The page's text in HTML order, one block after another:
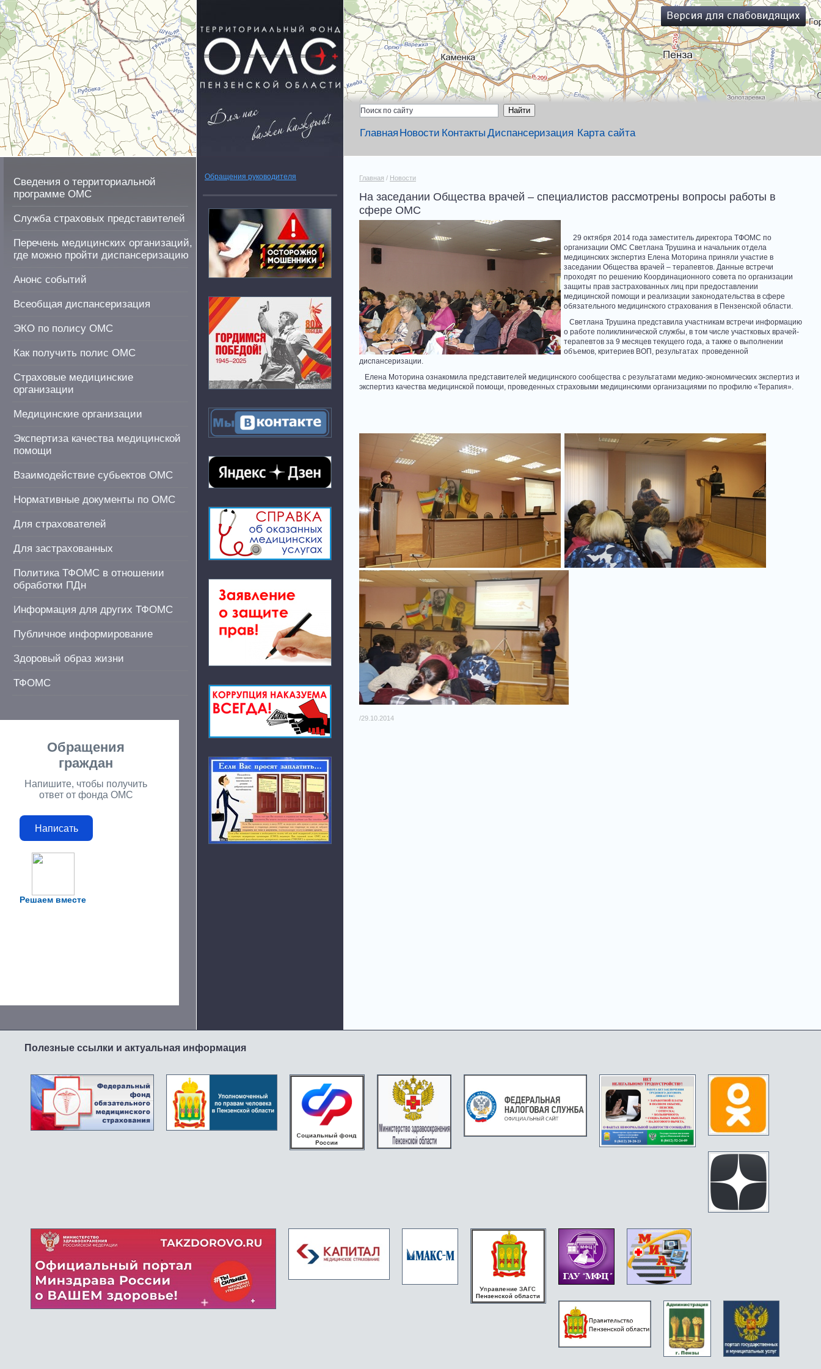
Главная Новости Контакты Диспансеризация Карта сайта
Сведения о территориальной
программе ОМС
Служба страховых представителей
Перечень медицинских организаций,
где можно пройти диспансеризацию
Анонс событий
Всеобщая диспансеризация
ЭКО по полису ОМС
Как получить полис ОМС
Страховые медицинские
организации
Медицинские организации
Экспертиза качества медицинской
помощи
Взаимодействие субьектов ОМС
Нормативные документы по ОМС
Для страхователей
Для застрахованных
Политика ТФОМС в отношении
обработки ПДн
Информация для других ТФОМС
Публичное информирование
Здоровый образ жизни
ТФОМС
Решаем вместе
Обращения
граждан
Напишите, чтобы получить
ответ от фонда ОМС
Написать
Обращения руководителя Главная / Новости
На заседании Общества врачей – специалистов рассмотрены вопросы работы в
сфере ОМС
29 октября 2014 года заместитель директора ТФОМС по
организации ОМС Светлана Трушина и начальник отдела
медицинских экспертиз Елена Моторина приняли участие в
заседании Общества врачей – терапевтов. Данные встречи
проходят по решению Координационного совета по организации
защиты прав застрахованных лиц при предоставлении
медицинской помощи и реализации законодательства в сфере
обязательного медицинского страхования в Пензенской области.
Светлана Трушина представила участникам встречи информацию
о работе поликлинической службы, в том числе участковых врачей-
терапевтов за 9 месяцев текущего года, а также о выполнении
объемов, критериев ВОП, результатах проведенной
диспансеризации.
Елена Моторина ознакомила представителей медицинского сообщества с результатами медико-экономических экспертиз и
экспертиз качества медицинской помощи, проведенных страховыми медицинскими организациями по профилю «Терапия».
/29.10.2014
Полезные ссылки и актуальная информация